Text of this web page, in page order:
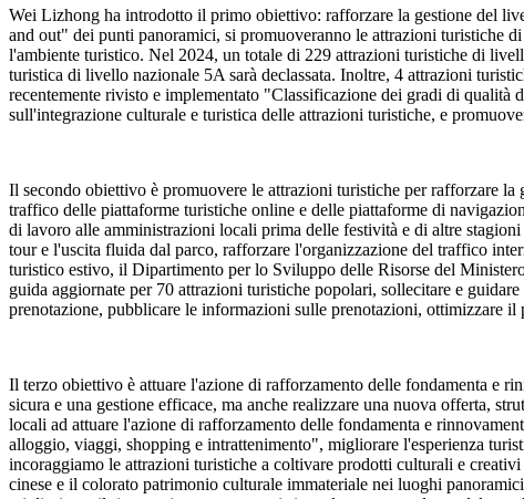
Wei Lizhong ha introdotto il primo obiettivo: rafforzare la gestione del
and out" dei punti panoramici, si promuoveranno le attrazioni turistiche
l'ambiente turistico. Nel 2024, un totale di 229 attrazioni turistiche di
turistica di livello nazionale 5A sarà declassata. Inoltre, 4 attrazioni
recentemente rivisto e implementato "Classificazione dei gradi di qualità
sull'integrazione culturale e turistica delle attrazioni turistiche, e
Il secondo obiettivo è promuovere le attrazioni turistiche per rafforzare
traffico delle piattaforme turistiche online e delle piattaforme di
di lavoro alle amministrazioni locali prima delle festività e di altre
tour e l'uscita fluida dal parco, rafforzare l'organizzazione del traffico
turistico estivo, il Dipartimento per lo Sviluppo delle Risorse del
guida aggiornate per 70 attrazioni turistiche popolari, sollecitare e
prenotazione, pubblicare le informazioni sulle prenotazioni, ottimizzare
Il terzo obiettivo è attuare l'azione di rafforzamento delle fondamenta e
sicura e una gestione efficace, ma anche realizzare una nuova offerta,
locali ad attuare l'azione di rafforzamento delle fondamenta e
alloggio, viaggi, shopping e intrattenimento", migliorare l'esperienza
incoraggiamo le attrazioni turistiche a coltivare prodotti culturali e
cinese e il colorato patrimonio culturale immateriale nei luoghi